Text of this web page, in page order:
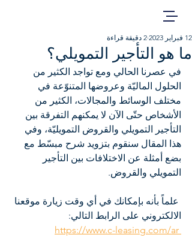
ما هو التأجير التمويلي؟
12 فبراير 2023 2 دقيقة قراءة
في عصرنا الحالي ومع تواجد الكثير من
الحلول الماليّة وعروضها المتنوّعة في
مختلف الوسائط والمجالات، الكثير من
الأشخاص حتّى الآن لا يمكنهم التفرقة بين
التأجير التمويلي والقروض التمويليّة، وفي
هذا المقال سنقوم بتزويد شرح مبسّط مع
بضع أمثلة عن الاختلافات بين التأجير
التمويلي والقروض.
علماً بأنه بإمكانك في أي وقت زيارة موقعنا
الالكتروني على الرابط التالي: